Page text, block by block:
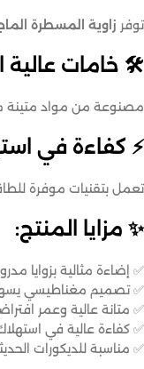
توفر زاوية المسطرة
🛠️ خامات عالية
مصنوعة من مواد متينة
⚡ كفاءة في
تعمل بتقنيات موفرة
✨ مزايا المنتج:
✅ إضاءة مثالية بزوايا
✅ تصميم مغناطيسي
✅ متانة عالية وعمر
✅ كفاءة عالية في
✅ مناسبة للديكورات